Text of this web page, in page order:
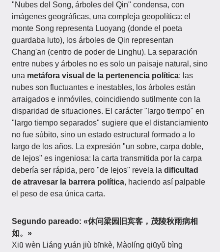
"Nubes del Song, árboles del Qin" condensa, con
imágenes geográficas, una compleja geopolítica: el
monte Song representa Luoyang (donde el poeta
guardaba luto), los árboles de Qin representan
Chang'an (centro de poder de Linghu). La separación
entre nubes y árboles no es solo un paisaje natural, sino
una metáfora visual de la pertenencia política: las
nubes son fluctuantes e inestables, los árboles están
arraigados e inmóviles, coincidiendo sutilmente con la
disparidad de situaciones. El carácter "largo tiempo" en
"largo tiempo separados" sugiere que el distanciamiento
no fue súbito, sino un estado estructural formado a lo
largo de los años. La expresión "un sobre, carpa doble,
de lejos" es ingeniosa: la carta transmitida por la carpa
debería ser rápida, pero "de lejos" revela la dificultad
de atravesar la barrera política, haciendo así palpable
el peso de esa única carta.
Segundo pareado: «休问梁园旧宾客，茂陵秋雨病相
如。»
Xiū wèn Liáng yuán jiù bīnkè, Màolíng qiūyǔ bìng